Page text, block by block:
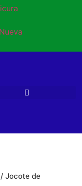
/ Jocote de